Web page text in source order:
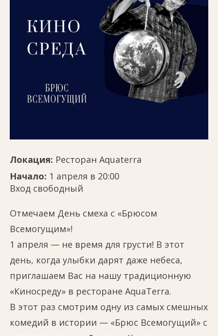
Локация: Ресторан Aquaterra
Начало: 1 апреля в 20:00
Вход свободный
Отмечаем День смеха с «Брюсом
Всемогущим»!
1 апреля — не время для грусти! В этот
день, когда улыбки дарят даже небеса,
приглашаем Вас на нашу традиционную
«Киносреду» в ресторане AquaTerra.
В этот раз смотрим одну из самых смешных
комедий в истории — «Брюс Всемогущий» с